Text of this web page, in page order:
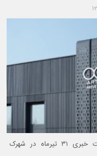
گروه خودروسازی آرتابان موتور در نشست خبری ۳۱ تیرماه در شهرک